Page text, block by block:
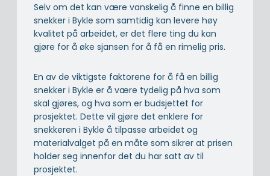
Selv om det kan være vanskelig å finne en billig
snekker i Bykle som samtidig kan levere høy
kvalitet på arbeidet, er det flere ting du kan
gjøre for å øke sjansen for å få en rimelig pris.
En av de viktigste faktorene for å få en billig
snekker i Bykle er å være tydelig på hva som
skal gjøres, og hva som er budsjettet for
prosjektet. Dette vil gjøre det enklere for
snekkeren i Bykle å tilpasse arbeidet og
materialvalget på en måte som sikrer at prisen
holder seg innenfor det du har satt av til
prosjektet.